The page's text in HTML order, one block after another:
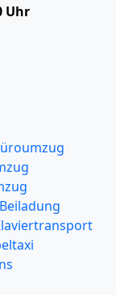
Uhr
Beiladung